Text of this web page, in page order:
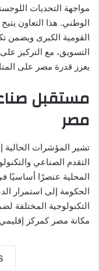
مواجهة التحديات
الوطني. هذا التعاون
القومية الكبرى ويضمن
التسويق، مع التركيز
يعزز قدرة مصر على
مستقبل
مصر
تشير المؤشرات
التقدم الصناعي
المحلية عنصرًا أساسيًا
الحكومة إلى استمرار
التكنولوجية المختلفة
مكانة مصر كمركز إقليمي